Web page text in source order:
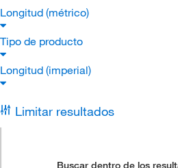
Longitud (métrico)
Tipo de producto
Longitud (imperial)
Limitar resultados
Buscar dentro de los